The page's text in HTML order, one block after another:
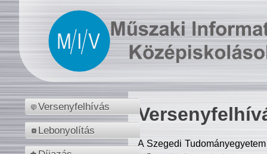
Versenyfelhívás
Lebonyolítás
A Szegedi